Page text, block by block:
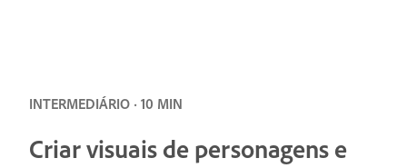
INTERMEDIÁRIO · 10 MIN
Criar visuais de personagens e